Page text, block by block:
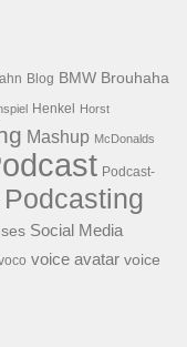
Blog BMW Brouhaha
Henkel Horst
Mashup McDonalds
Podcast-
Podcasting
Social Media
voice avatar voice